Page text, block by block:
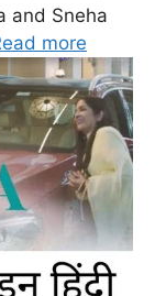
and Sneha
more